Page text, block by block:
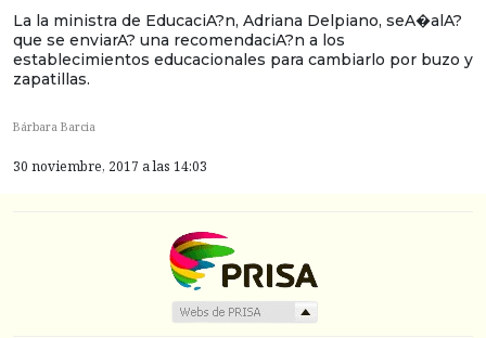
La la ministra de EducaciA?n, Adriana Delpiano, seA�alA?
que se enviarA? una recomendaciA?n a los
establecimientos educacionales para cambiarlo por buzo y
zapatillas.
Bárbara Barcia
30 noviembre, 2017 a las 14:03